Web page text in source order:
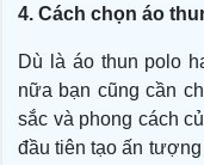
4. Cách chọn áo
Dù là áo thun polo
nữa bạn cũng cần
sắc và phong cách
đầu tiên tạo ấn